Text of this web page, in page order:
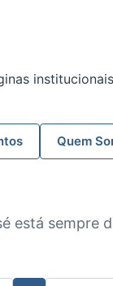
Quem
está